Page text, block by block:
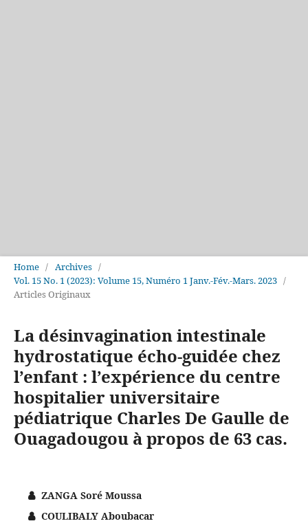
Home / Archives /
Vol. 15 No. 1 (2023): Volume 15, Numéro 1 Janv.-Fév.-Mars. 2023 /
Articles Originaux
La désinvagination intestinale
hydrostatique écho-guidée chez
l’enfant : l’expérience du centre
hospitalier universitaire
pédiatrique Charles De Gaulle de
Ouagadougou à propos de 63 cas.
ZANGA Soré Moussa
COULIBALY Aboubacar